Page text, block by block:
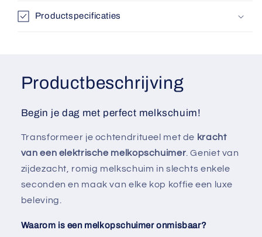
Productspecificaties
Productbeschrijving
Begin je dag met perfect melkschuim!
Transformeer je ochtendritueel met de kracht
van een elektrische melkopschuimer . Geniet van
zijdezacht, romig melkschuim in slechts enkele
seconden en maak van elke kop koffie een luxe
beleving.
Waarom is een melkopschuimer onmisbaar?